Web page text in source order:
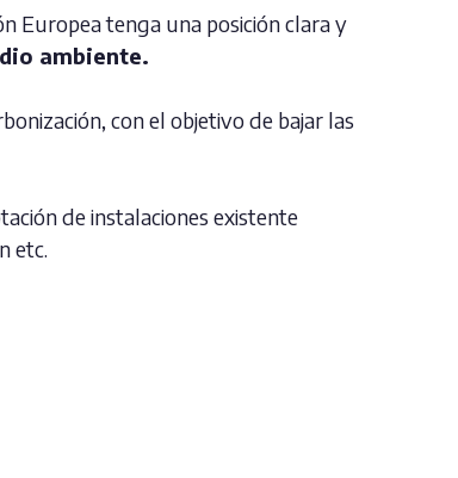
Europea tenga una posición clara y
ambiente.
con el objetivo de bajar las
de instalaciones existente
etc.